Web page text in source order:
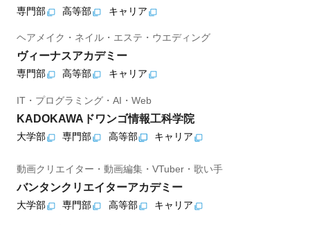
専門部 高等部 キャリア
ヘアメイク・ネイル・エステ・ウエディング
ヴィーナスアカデミー
専門部 高等部 キャリア
IT・プログラミング・AI・Web
KADOKAWAドワンゴ情報工科学院
大学部 専門部 高等部 キャリア
動画クリエイター・動画編集・VTuber・歌い手
バンタンクリエイターアカデミー
大学部 専門部 高等部 キャリア